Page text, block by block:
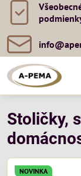
Stoličky,
NOVINKA